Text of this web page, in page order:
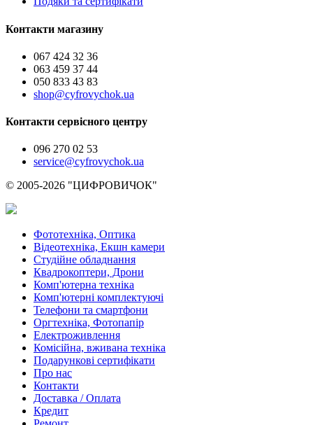
Контакти магазину
067 424 32 36
063 459 37 44
050 833 43 83
shop@cyfrovychok.ua
Контакти сервісного центру
096 270 02 53
service@cyfrovychok.ua
© 2005-2026 "ЦИФРОВИЧОК"
Фототехніка, Оптика
Відеотехніка, Екшн камери
Студійне обладнання
Квадрокоптери, Дрони
Комп'ютерна техніка
Комп'ютерні комплектуючі
Телефони та смартфони
Оргтехніка, Фотопапір
Електроживлення
Комісійна, вживана техніка
Подарункові сертифікати
Про нас
Контакти
Доставка / Оплата
Кредит